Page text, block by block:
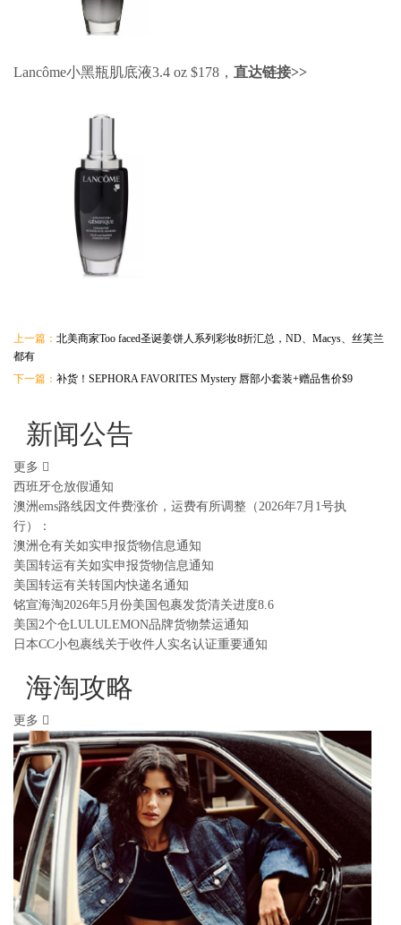
Lancôme小黑瓶肌底液3.4 oz $178， 直达链接>>
上一篇： 北美商家Too faced圣诞姜饼人系列彩妆8折汇总，ND、Macys、丝芙兰
都有
下一篇： 补货！SEPHORA FAVORITES Mystery 唇部小套装+赠品售价$9
新闻公告
更多
西班牙仓放假通知
澳洲ems路线因文件费涨价，运费有所调整（2026年7月1号执
行）：
澳洲仓有关如实申报货物信息通知
美国转运有关如实申报货物信息通知
美国转运有关转国内快递名通知
铭宣海淘2026年5月份美国包裹发货清关进度8.6
美国2个仓LULULEMON品牌货物禁运通知
日本CC小包裹线关于收件人实名认证重要通知
海淘攻略
更多